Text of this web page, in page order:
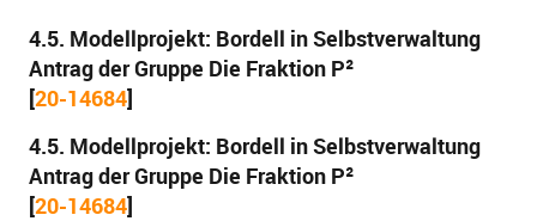
4.5. Modellprojekt: Bordell in Selbstverwaltung
Antrag der Gruppe Die Fraktion P²
[20-14684]
4.5. Modellprojekt: Bordell in Selbstverwaltung
Antrag der Gruppe Die Fraktion P²
[20-14684]